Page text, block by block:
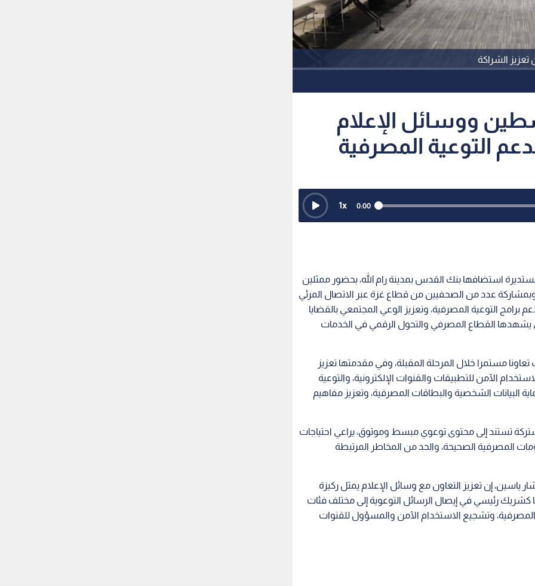
الشراكة
ووسائل الإعلام
التوعية المصرفية
0:00
1x
استضافها بنك القدس بمدينة رام الله، بحضور ممثلين
عدد من الصحفيين من قطاع غزة عبر الاتصال المرئي
التوعية المصرفية، وتعزيز الوعي المجتمعي بالقضايا
يشهدها القطاع المصرفي والتحول الرقمي في الخدمات
مستمرا خلال المرحلة المقبلة، وفي مقدمتها تعزيز
الآمن للتطبيقات والقنوات الإلكترونية، والتوعية
البيانات الشخصية والبطاقات المصرفية، وتعزيز مفاهيم
تستند إلى محتوى توعوي مبسط وموثوق، يراعي احتياجات
المصرفية الصحيحة، والحد من المخاطر المرتبطة
إن تعزيز التعاون مع وسائل الإعلام يمثل ركيزة
كشريك رئيسي في إيصال الرسائل التوعوية إلى مختلف فئات
وتشجيع الاستخدام الآمن والمسؤول للقنوات